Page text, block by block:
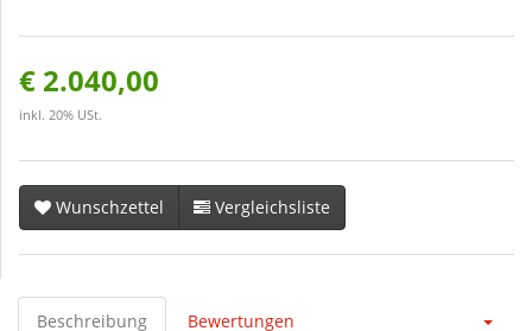
€ 2.040,00
inkl. 20% USt.
Wunschzettel Vergleichsliste
Beschreibung Bewertungen